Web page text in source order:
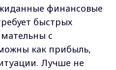
финансовые
быстрых
с
как прибыль,
Лучше не